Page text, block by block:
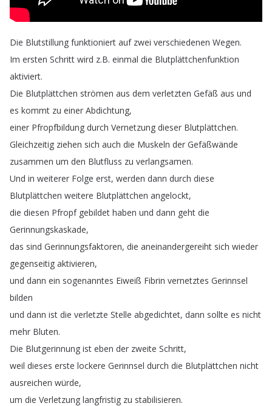
Die Blutstillung funktioniert auf zwei verschiedenen Wegen.
Im ersten Schritt wird z.B. einmal die Blutplättchenfunktion
aktiviert.
Die Blutplättchen strömen aus dem verletzten Gefäß aus und
es kommt zu einer Abdichtung,
einer Pfropfbildung durch Vernetzung dieser Blutplättchen.
Gleichzeitig ziehen sich auch die Muskeln der Gefäßwände
zusammen um den Blutfluss zu verlangsamen.
Und in weiterer Folge erst, werden dann durch diese
Blutplättchen weitere Blutplättchen angelockt,
die diesen Pfropf gebildet haben und dann geht die
Gerinnungskaskade,
das sind Gerinnungsfaktoren, die aneinandergereiht sich wieder
gegenseitig aktivieren,
und dann ein sogenanntes Eiweiß Fibrin vernetztes Gerinnsel
bilden
und dann ist die verletzte Stelle abgedichtet, dann sollte es nicht
mehr Bluten.
Die Blutgerinnung ist eben der zweite Schritt,
weil dieses erste lockere Gerinnsel durch die Blutplättchen nicht
ausreichen würde,
um die Verletzung langfristig zu stabilisieren.